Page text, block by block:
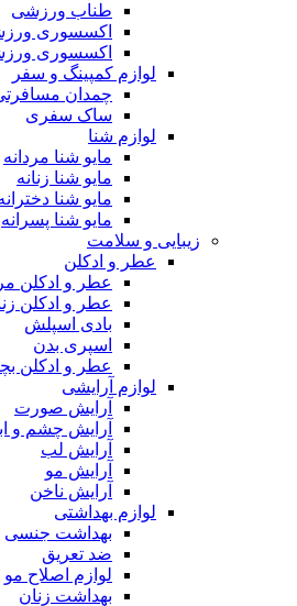
طناب ورزشی
اکسسوری
اکسسوری
لوازم کمپینگ و سفر
چمدان
ساک سفری
لوازم شنا
مایو شنا مردانه
مایو شنا زنانه
مایو شنا
مایو شنا پسرانه
زیبایی و سلامت
عطر و ادکلن
عطر و ادکلن
عطر و ادکلن
بادی اسپلش
اسپری بدن
عطر و ادکلن
لوازم آرایشی
آرایش صورت
آرایش چشم و
آرایش لب
آرایش مو
آرایش ناخن
لوازم بهداشتی
بهداشت جنسی
ضد تعریق
لوازم اصلاح مو
بهداشت زنان